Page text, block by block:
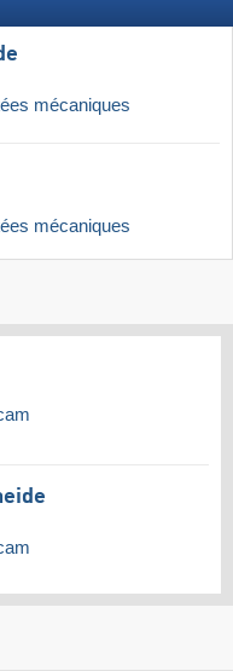
mécaniques
mécaniques